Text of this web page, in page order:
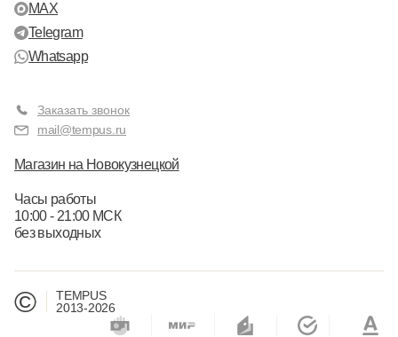
MAX
Telegram
Whatsapp
Заказать звонок
mail@tempus.ru
Магазин на Новокузнецкой
Часы работы
10:00 - 21:00 МСК
без выходных
©
TEMPUS
2013-2026